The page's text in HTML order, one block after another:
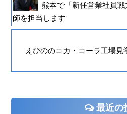
熊本で「新任営業社員
師を担当します
えびののコカ・コーラ工場見
最近の